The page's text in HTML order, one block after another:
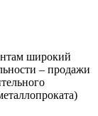
широкий
– продажи